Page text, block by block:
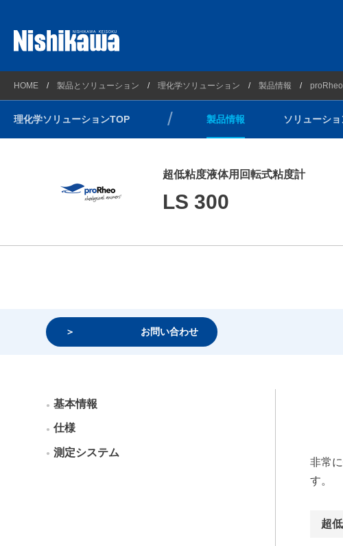
プラントソリューション
光/Wireless通信ソリューション
製品情報
ウェビナー
西川計測とは
コンプライアンス方針
健康経営
HOME 製品とソリューション 理化学ソリューション 製品情報 proRheo
理化学ソリューションTOP 製品情報 ソリューショ
超低粘度液体用回転式粘度計
LS 300
お問い合わせ
基本情報
仕様
測定システム
非常
す。
超